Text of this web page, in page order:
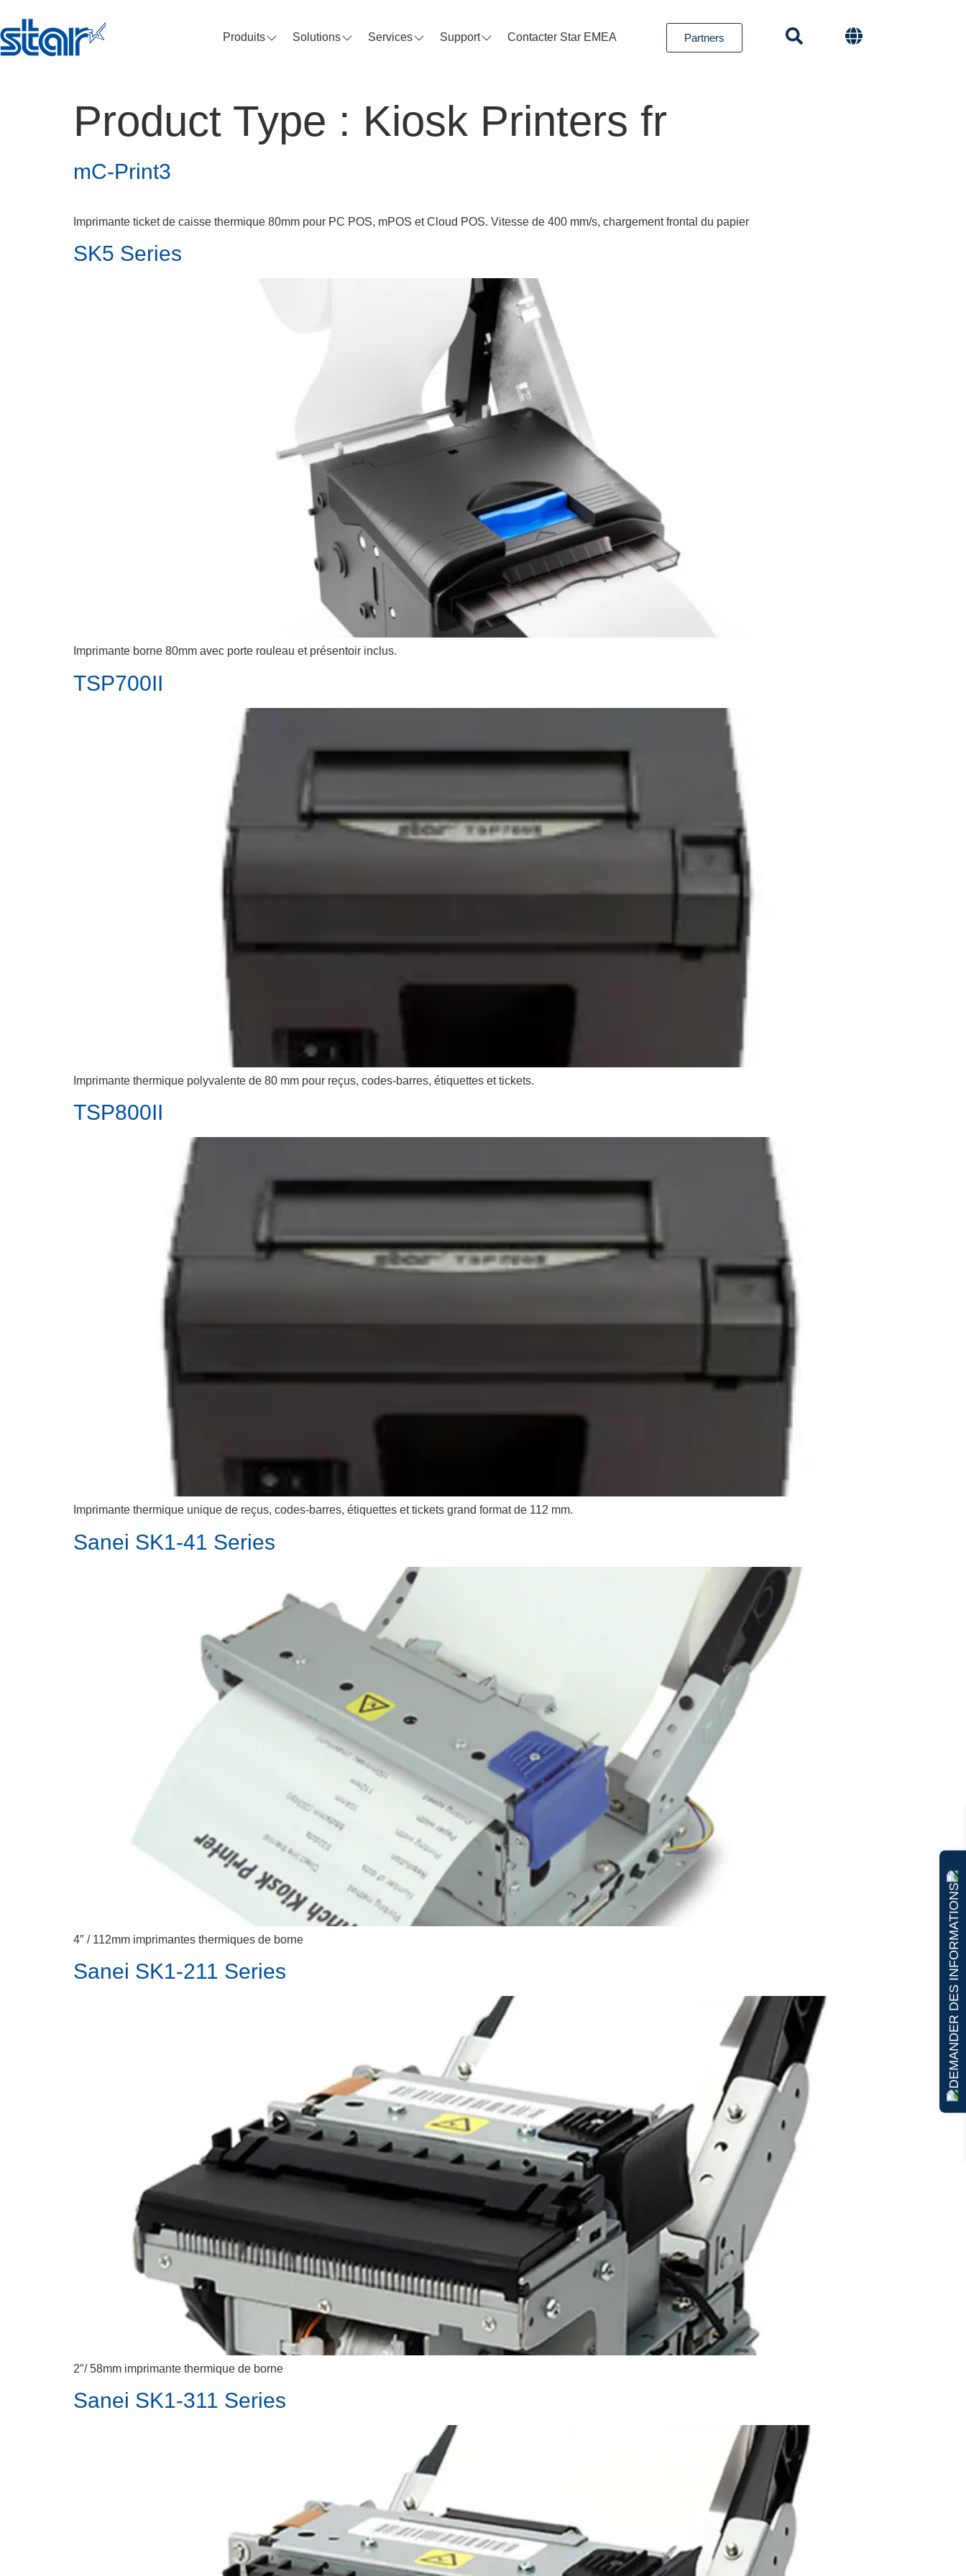
Produits Solutions Services Support Contacter Star EMEA Partners
DEMANDER DES INFORMATIONS
Product Type : Kiosk Printers fr
mC-Print3
Imprimante ticket de caisse thermique 80mm pour PC POS, mPOS et Cloud POS. Vitesse de 400 mm/s, chargement frontal du papier
SK5 Series
Imprimante borne 80mm avec porte rouleau et présentoir inclus.
TSP700II
Imprimante thermique polyvalente de 80 mm pour reçus, codes-barres, étiquettes et tickets.
TSP800II
Imprimante thermique unique de reçus, codes-barres, étiquettes et tickets grand format de 112 mm.
Sanei SK1-41 Series
4″ / 112mm imprimantes thermiques de borne
Sanei SK1-211 Series
2″/ 58mm imprimante thermique de borne
Sanei SK1-311 Series